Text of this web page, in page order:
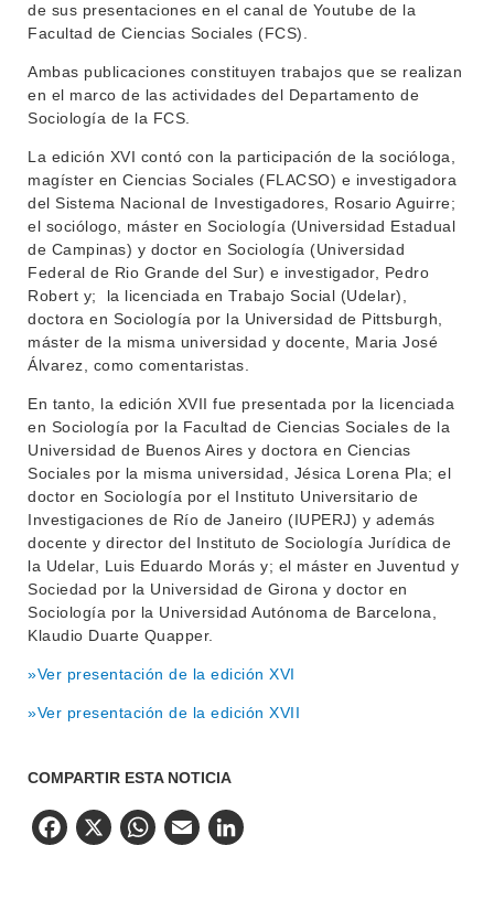
ENSEÑANZA
SERVICIOS
LLAMADOS
NOTICIAS
CONTACTO
OFERTA DE GRADO
POSGRADOS
EDUCACIÓN PERMANENTE
MOVILIDAD ACADÉMICA
BIBLIOTECA
de sus presentaciones en el canal de Youtube de la
Facultad de Ciencias Sociales (FCS).
Ambas publicaciones constituyen trabajos que se realizan
en el marco de las actividades del Departamento de
Sociología de la FCS.
La edición XVI contó con la participación de la socióloga,
magíster en Ciencias Sociales (FLACSO) e investigadora
del Sistema Nacional de Investigadores, Rosario Aguirre;
el sociólogo, máster en Sociología (Universidad Estadual
de Campinas) y doctor en Sociología (Universidad
Federal de Rio Grande del Sur) e investigador, Pedro
Robert y; la licenciada en Trabajo Social (Udelar),
doctora en Sociología por la Universidad de Pittsburgh,
máster de la misma universidad y docente, Maria José
Álvarez, como comentaristas.
En tanto, la edición XVII fue presentada por la licenciada
en Sociología por la Facultad de Ciencias Sociales de la
Universidad de Buenos Aires y doctora en Ciencias
Sociales por la misma universidad, Jésica Lorena Pla; el
doctor en Sociología por el Instituto Universitario de
Investigaciones de Río de Janeiro (IUPERJ) y además
docente y director del Instituto de Sociología Jurídica de
la Udelar, Luis Eduardo Morás y; el máster en Juventud y
Sociedad por la Universidad de Girona y doctor en
Sociología por la Universidad Autónoma de Barcelona,
Klaudio Duarte Quapper.
»Ver presentación de la edición XVI
»Ver presentación de la edición XVII
COMPARTIR ESTA NOTICIA
Facebook
X WhatsApp
Email